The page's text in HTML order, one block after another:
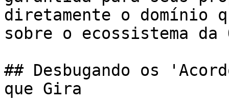
diretamente o domínio
sobre o ecossistema da
## Desbugando os
que Gira